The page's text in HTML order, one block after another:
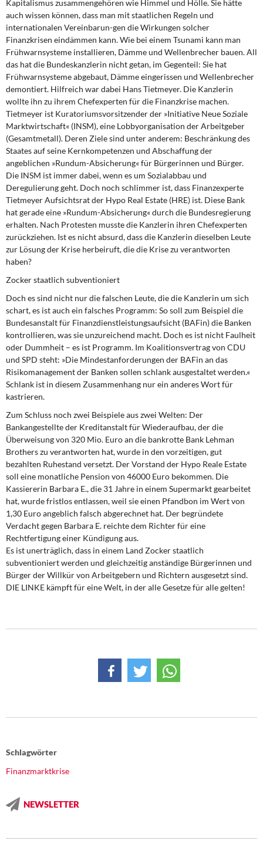
Kapitalismus zusammengehören wie Himmel und Hölle. Sie hätte
auch wissen können, dass man mit staatlichen Regeln und
internationalen Vereinbarun-gen die Wirkungen solcher
Finanzkrisen eindämmen kann. Wie bei einem Tsunami kann man
Frühwarnsysteme installieren, Dämme und Wellenbrecher bauen. All
das hat die Bundeskanzlerin nicht getan, im Gegenteil: Sie hat
Frühwarnsysteme abgebaut, Dämme eingerissen und Wellenbrecher
demontiert. Hilfreich war dabei Hans Tietmeyer. Die Kanzlerin
wollte ihn zu ihrem Chefexperten für die Finanzkrise machen.
Tietmeyer ist Kuratoriumsvorsitzender der »Initiative Neue Soziale
Marktwirtschaft« (INSM), eine Lobbyorganisation der Arbeitgeber
(Gesamtmetall). Deren Ziele sind unter anderem: Beschränkung des
Staates auf seine Kernkompetenzen und Abschaffung der
angeblichen »Rundum-Absicherung« für Bürgerinnen und Bürger.
Die INSM ist immer dabei, wenn es um Sozialabbau und
Deregulierung geht. Doch noch schlimmer ist, dass Finanzexperte
Tietmeyer Aufsichtsrat der Hypo Real Estate (HRE) ist. Diese Bank
hat gerade eine »Rundum-Absicherung« durch die Bundesregierung
erhalten. Nach Protesten musste die Kanzlerin ihren Chefexperten
zurückziehen. Ist es nicht absurd, dass die Kanzlerin dieselben Leute
zur Lösung der Krise herbeiruft, die die Krise zu verantworten
haben?
Zocker staatlich subventioniert
Doch es sind nicht nur die falschen Leute, die die Kanzlerin um sich
schart, es ist auch ein falsches Programm: So soll zum Beispiel die
Bundesanstalt für Finanzdienstleistungsaufsicht (BAFin) die Banken
kontrollieren, was sie unzureichend macht. Doch es ist nicht Faulheit
oder Dummheit – es ist Programm. Im Koalitionsvertrag von CDU
und SPD steht: »Die Mindestanforderungen der BAFin an das
Risikomanagement der Banken sollen schlank ausgestaltet werden.«
Schlank ist in diesem Zusammenhang nur ein anderes Wort für
kastrieren.
Zum Schluss noch zwei Beispiele aus zwei Welten: Der
Bankangestellte der Kreditanstalt für Wiederaufbau, der die
Überweisung von 320 Mio. Euro an die bankrotte Bank Lehman
Brothers zu verantworten hat, wurde in den vorzeitigen, gut
bezahlten Ruhestand versetzt. Der Vorstand der Hypo Reale Estate
soll eine monatliche Pension von 46000 Euro bekommen. Die
Kassiererin Barbara E., die 31 Jahre in einem Supermarkt gearbeitet
hat, wurde fristlos entlassen, weil sie einen Pfandbon im Wert von
1,30 Euro angeblich falsch abgerechnet hat. Der begründete
Verdacht gegen Barbara E. reichte dem Richter für eine
Rechtfertigung einer Kündigung aus.
Es ist unerträglich, dass in einem Land Zocker staatlich
subventioniert werden und gleichzeitig anständige Bürgerinnen und
Bürger der Willkür von Arbeitgebern und Richtern ausgesetzt sind.
DIE LINKE kämpft für eine Welt, in der alle Gesetze für alle gelten!
Schlagwörter
Finanzmarktkrise
NEWSLETTER